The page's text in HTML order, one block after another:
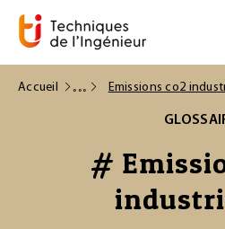
Accueil Emissions co2
#